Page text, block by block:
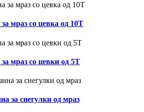
мраз со цевка од 10T
мраз со цевки од 5T
за снегулки од мраз